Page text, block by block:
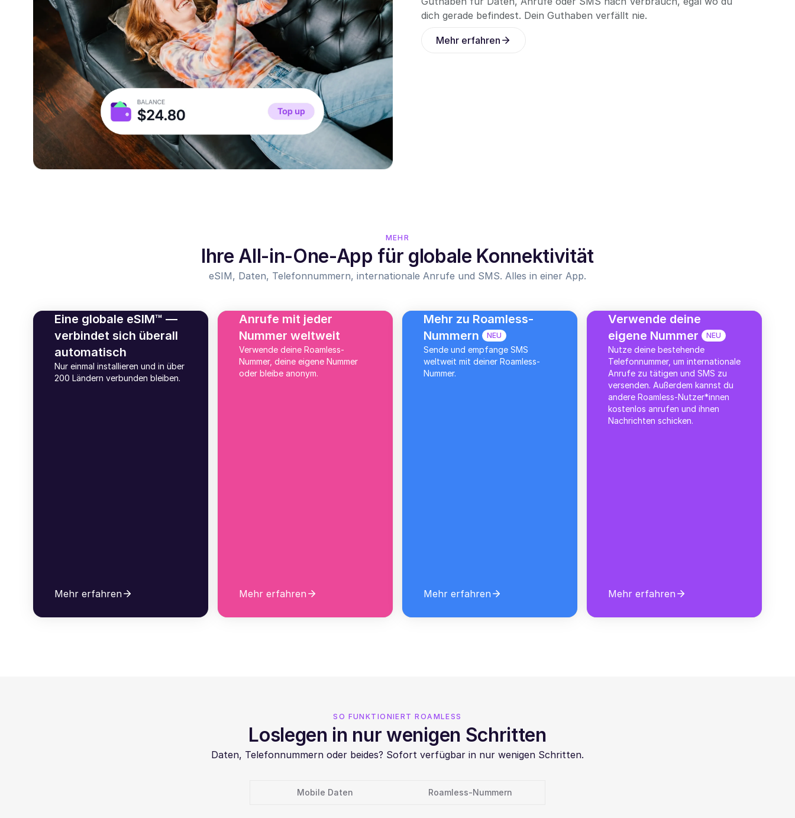
dich gerade befindest. Dein Guthaben verfällt nie.
Mehr erfahren
MEHR
Ihre All-in-One-App für globale Konnektivität
eSIM, Daten, Telefonnummern, internationale Anrufe und SMS. Alles in einer App.
Eine globale eSIM™ —
verbindet sich überall
automatisch
Nur einmal installieren und in über
200 Ländern verbunden bleiben.
Mehr erfahren
Anrufe mit jeder
Nummer weltweit
Verwende deine Roamless-
Nummer, deine eigene Nummer
oder bleibe anonym.
Mehr erfahren
Mehr zu Roamless-
Nummern
NEU
Sende und empfange SMS
weltweit mit deiner Roamless-
Nummer.
Mehr erfahren
Verwende deine
eigene Nummer
NEU
Nutze deine bestehende
Telefonnummer, um internationale
Anrufe zu tätigen und SMS zu
versenden. Außerdem kannst du
andere Roamless-Nutzer*innen
kostenlos anrufen und ihnen
Nachrichten schicken.
Mehr erfahren
SO FUNKTIONIERT ROAMLESS
Loslegen in nur wenigen Schritten
Daten, Telefonnummern oder beides? Sofort verfügbar in nur wenigen Schritten.
Mobile Daten Roamless-Nummern